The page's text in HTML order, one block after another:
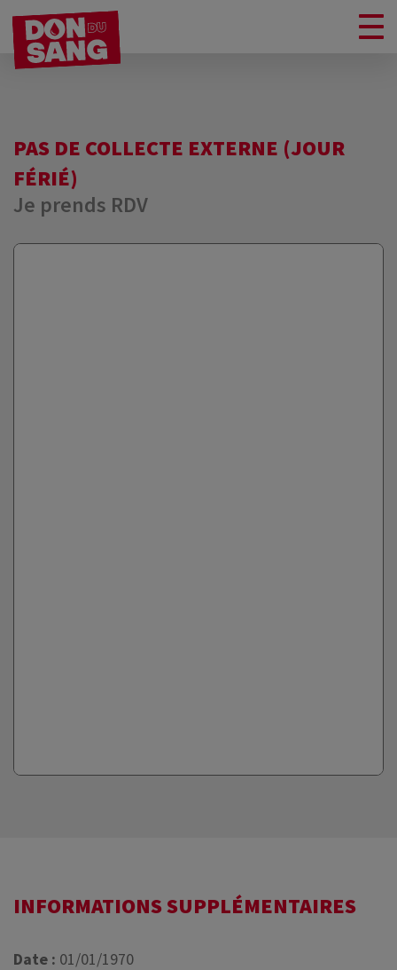
PAS DE COLLECTE EXTERNE (JOUR
FÉRIÉ)
Je prends RDV
INFORMATIONS SUPPLÉMENTAIRES
Date : 01/01/1970